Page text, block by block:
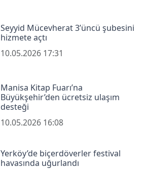
Seyyid Mücevherat 3’üncü şubesini
hizmete açtı
10.05.2026 17:31
Manisa Kitap Fuarı’na
Büyükşehir’den ücretsiz ulaşım
desteği
10.05.2026 16:08
Yerköy’de biçerdöverler festival
havasında uğurlandı